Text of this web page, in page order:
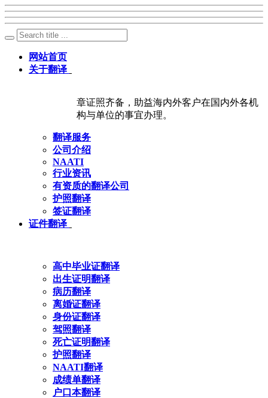
网站首页
关于翻译
章证照齐备，助益海内外客户在国内外各机
构与单位的事宜办理。
翻译服务
公司介绍
NAATI
行业资讯
有资质的翻译公司
护照翻译
签证翻译
证件翻译
高中毕业证翻译
出生证明翻译
病历翻译
离婚证翻译
身份证翻译
驾照翻译
死亡证明翻译
护照翻译
NAATI翻译
成绩单翻译
户口本翻译